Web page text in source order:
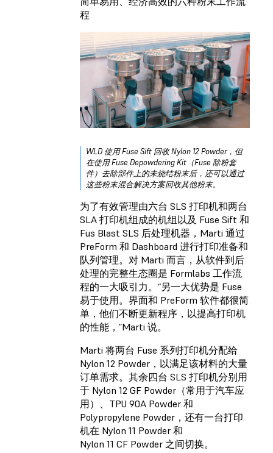
程
WLD 使用 Fuse Sift 回收 Nylon 12 Powder，但
在使用 Fuse Depowdering Kit（Fuse 除粉套
件）去除部件上的未烧结粉末后，还可以通过
这些粉末混合解决方案回收其他粉末。
为了有效管理由六台 SLS 打印机和两台
SLA 打印机组成的机组以及 Fuse Sift 和
Fus Blast SLS 后处理机器，Marti 通过
PreForm 和 Dashboard 进行打印准备和
队列管理。对 Marti 而言，从软件到后
处理的完整生态圈是 Formlabs 工作流
程的一大吸引力。“另一大优势是 Fuse
易于使用。界面和 PreForm 软件都很简
单，他们不断更新程序，以提高打印机
的性能，”Marti 说。
Marti 将两台 Fuse 系列打印机分配给
Nylon 12 Powder，以满足该材料的大量
订单需求。其余四台 SLS 打印机分别用
于 Nylon 12 GF Powder（常用于汽车应
用）、TPU 90A Powder 和
Polypropylene Powder，还有一台打印
机在 Nylon 11 Powder 和
Nylon 11 CF Powder 之间切换。